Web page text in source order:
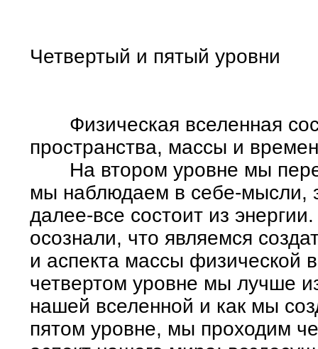
Четвертый и пятый уровни
Физическая вселенная
пространства, массы и
На втором уровне мы
мы наблюдаем в себе-мысли,
далее-все состоит из
осознали, что являемся
и аспекта массы физической
четвертом уровне мы лучше
нашей вселенной и как мы
пятом уровне, мы проходим